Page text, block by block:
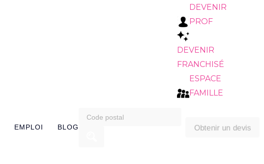
DEVENIR
PROF
DEVENIR
FRANCHISÉ
ESPACE
FAMILLE
EMPLOI BLOG
search
Obtenir un devis